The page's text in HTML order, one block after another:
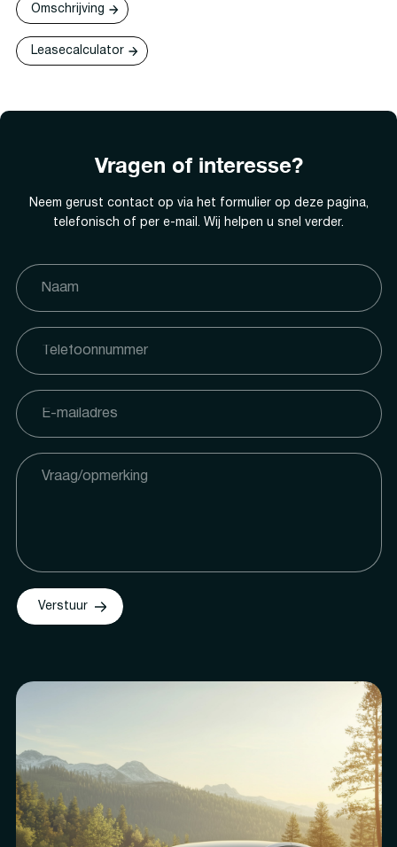
Omschrijving
Leasecalculator
Vragen of interesse?
Neem gerust contact op via het formulier op deze pagina,
telefonisch of per e-mail. Wij helpen u snel verder.
Verstuur